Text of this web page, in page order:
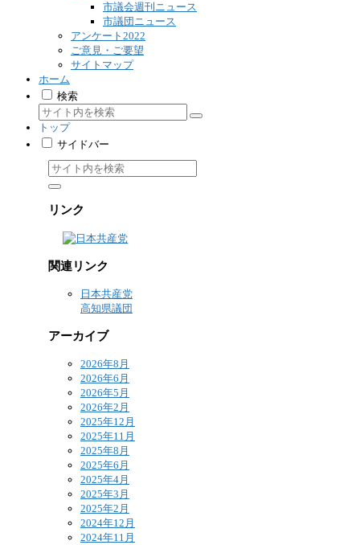
市議会週刊ニュース
市議団ニュース
アンケート2022
ご意見・ご要望
サイトマップ
ホーム
検索
トップ
サイドバー
リンク
関連リンク
日本共産党
高知県議団
アーカイブ
2026年8月
2026年6月
2026年5月
2026年2月
2025年12月
2025年11月
2025年8月
2025年6月
2025年4月
2025年3月
2025年2月
2024年12月
2024年11月